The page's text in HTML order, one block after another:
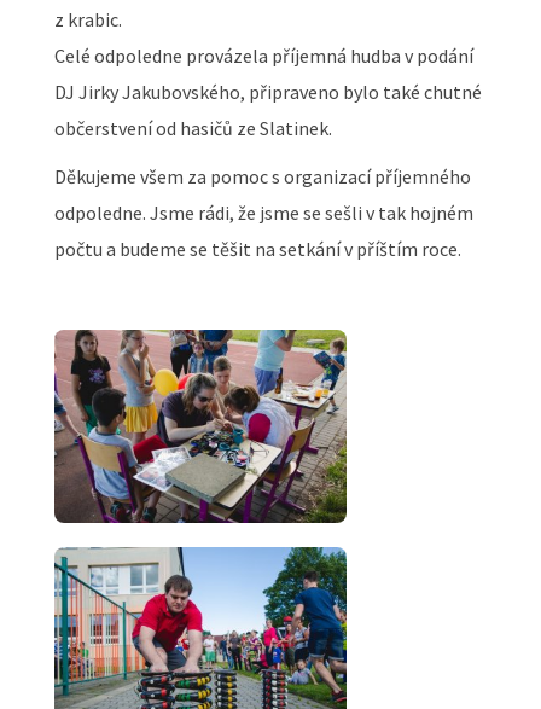
z krabic.
Celé odpoledne provázela příjemná hudba v podání
DJ Jirky Jakubovského, připraveno bylo také chutné
občerstvení od hasičů ze Slatinek.
Děkujeme všem za pomoc s organizací příjemného
odpoledne. Jsme rádi, že jsme se sešli v tak hojném
počtu a budeme se těšit na setkání v příštím roce.